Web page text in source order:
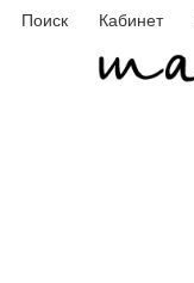
Поиск Кабинет